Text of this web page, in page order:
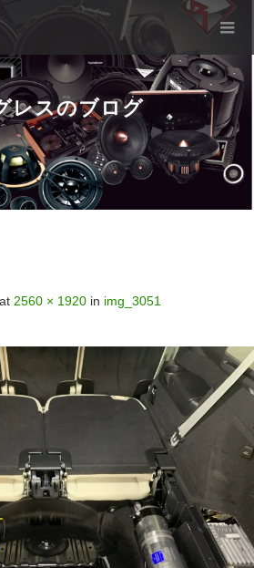
レスのブログ
at 2560 × 1920 in img_3051